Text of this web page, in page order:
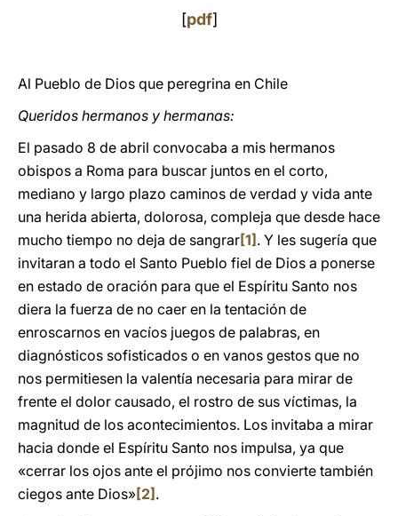
[pdf]
Al Pueblo de Dios que peregrina en Chile
Queridos hermanos y hermanas:
El pasado 8 de abril convocaba a mis hermanos
obispos a Roma para buscar juntos en el corto,
mediano y largo plazo caminos de verdad y vida ante
una herida abierta, dolorosa, compleja que desde hace
mucho tiempo no deja de sangrar[1] . Y les sugería que
invitaran a todo el Santo Pueblo fiel de Dios a ponerse
en estado de oración para que el Espíritu Santo nos
diera la fuerza de no caer en la tentación de
enroscarnos en vacíos juegos de palabras, en
diagnósticos sofisticados o en vanos gestos que no
nos permitiesen la valentía necesaria para mirar de
frente el dolor causado, el rostro de sus víctimas, la
magnitud de los acontecimientos. Los invitaba a mirar
hacia donde el Espíritu Santo nos impulsa, ya que
«cerrar los ojos ante el prójimo nos convierte también
ciegos ante Dios»[2] .